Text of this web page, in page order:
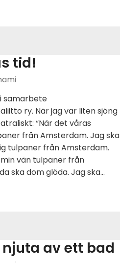
tid!
samarbete
ry. När jag var liten sjöng
“När det våras
från Amsterdam. Jag ska
tulpaner från Amsterdam.
vän tulpaner från
ska dom glöda. Jag ska…
av ett bad